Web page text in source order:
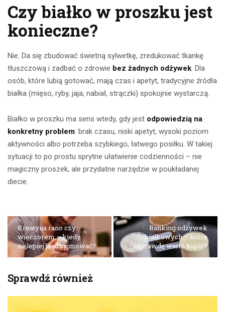
Czy białko w proszku jest
konieczne?
Nie. Da się zbudować świetną sylwetkę, zredukować tkankę
tłuszczową i zadbać o zdrowie bez żadnych odżywek. Dla
osób, które lubią gotować, mają czas i apetyt, tradycyjne źródła
białka (mięso, ryby, jaja, nabiał, strączki) spokojnie wystarczą.
Białko w proszku ma sens wtedy, gdy jest odpowiedzią na
konkretny problem: brak czasu, niski apetyt, wysoki poziom
aktywności albo potrzeba szybkiego, łatwego posiłku. W takiej
sytuacji to po prostu sprytne ułatwienie codzienności – nie
magiczny proszek, ale przydatne narzędzie w poukładanej
diecie.
Kreatyna rano czy
wieczorem – kiedy
najlepiej ją przyjmować?
Ranking odżywek
białkowych – które
naprawdę warto kupić?
Sprawdź również